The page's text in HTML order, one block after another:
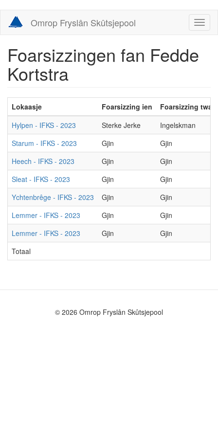
main
Omrop Fryslân Skûtsjepool
Foarsizzingen fan Fedde
Kortstra
Lokaasje Foarsizzing ien
Foarsizzing twa
Hylpen - IFKS - 2023
Sterke Jerke
Ingelskman
Starum - IFKS - 2023
Gjin
Gjin
Heech - IFKS - 2023
Gjin
Gjin
Sleat - IFKS - 2023
Gjin
Gjin
Ychtenbrêge - IFKS - 2023
Gjin
Gjin
Lemmer - IFKS - 2023
Gjin
Gjin
Lemmer - IFKS - 2023
Gjin
Gjin
Totaal
© 2026 Omrop Fryslân Skûtsjepool